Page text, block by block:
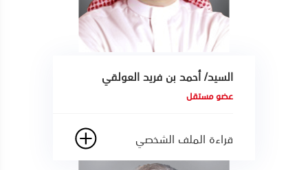
السيد/ أحمد بن فريد العولقي
عضو مستقل
قراءة الملف الشخصي